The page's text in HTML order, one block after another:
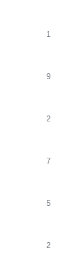
1
9
2
7
5
2